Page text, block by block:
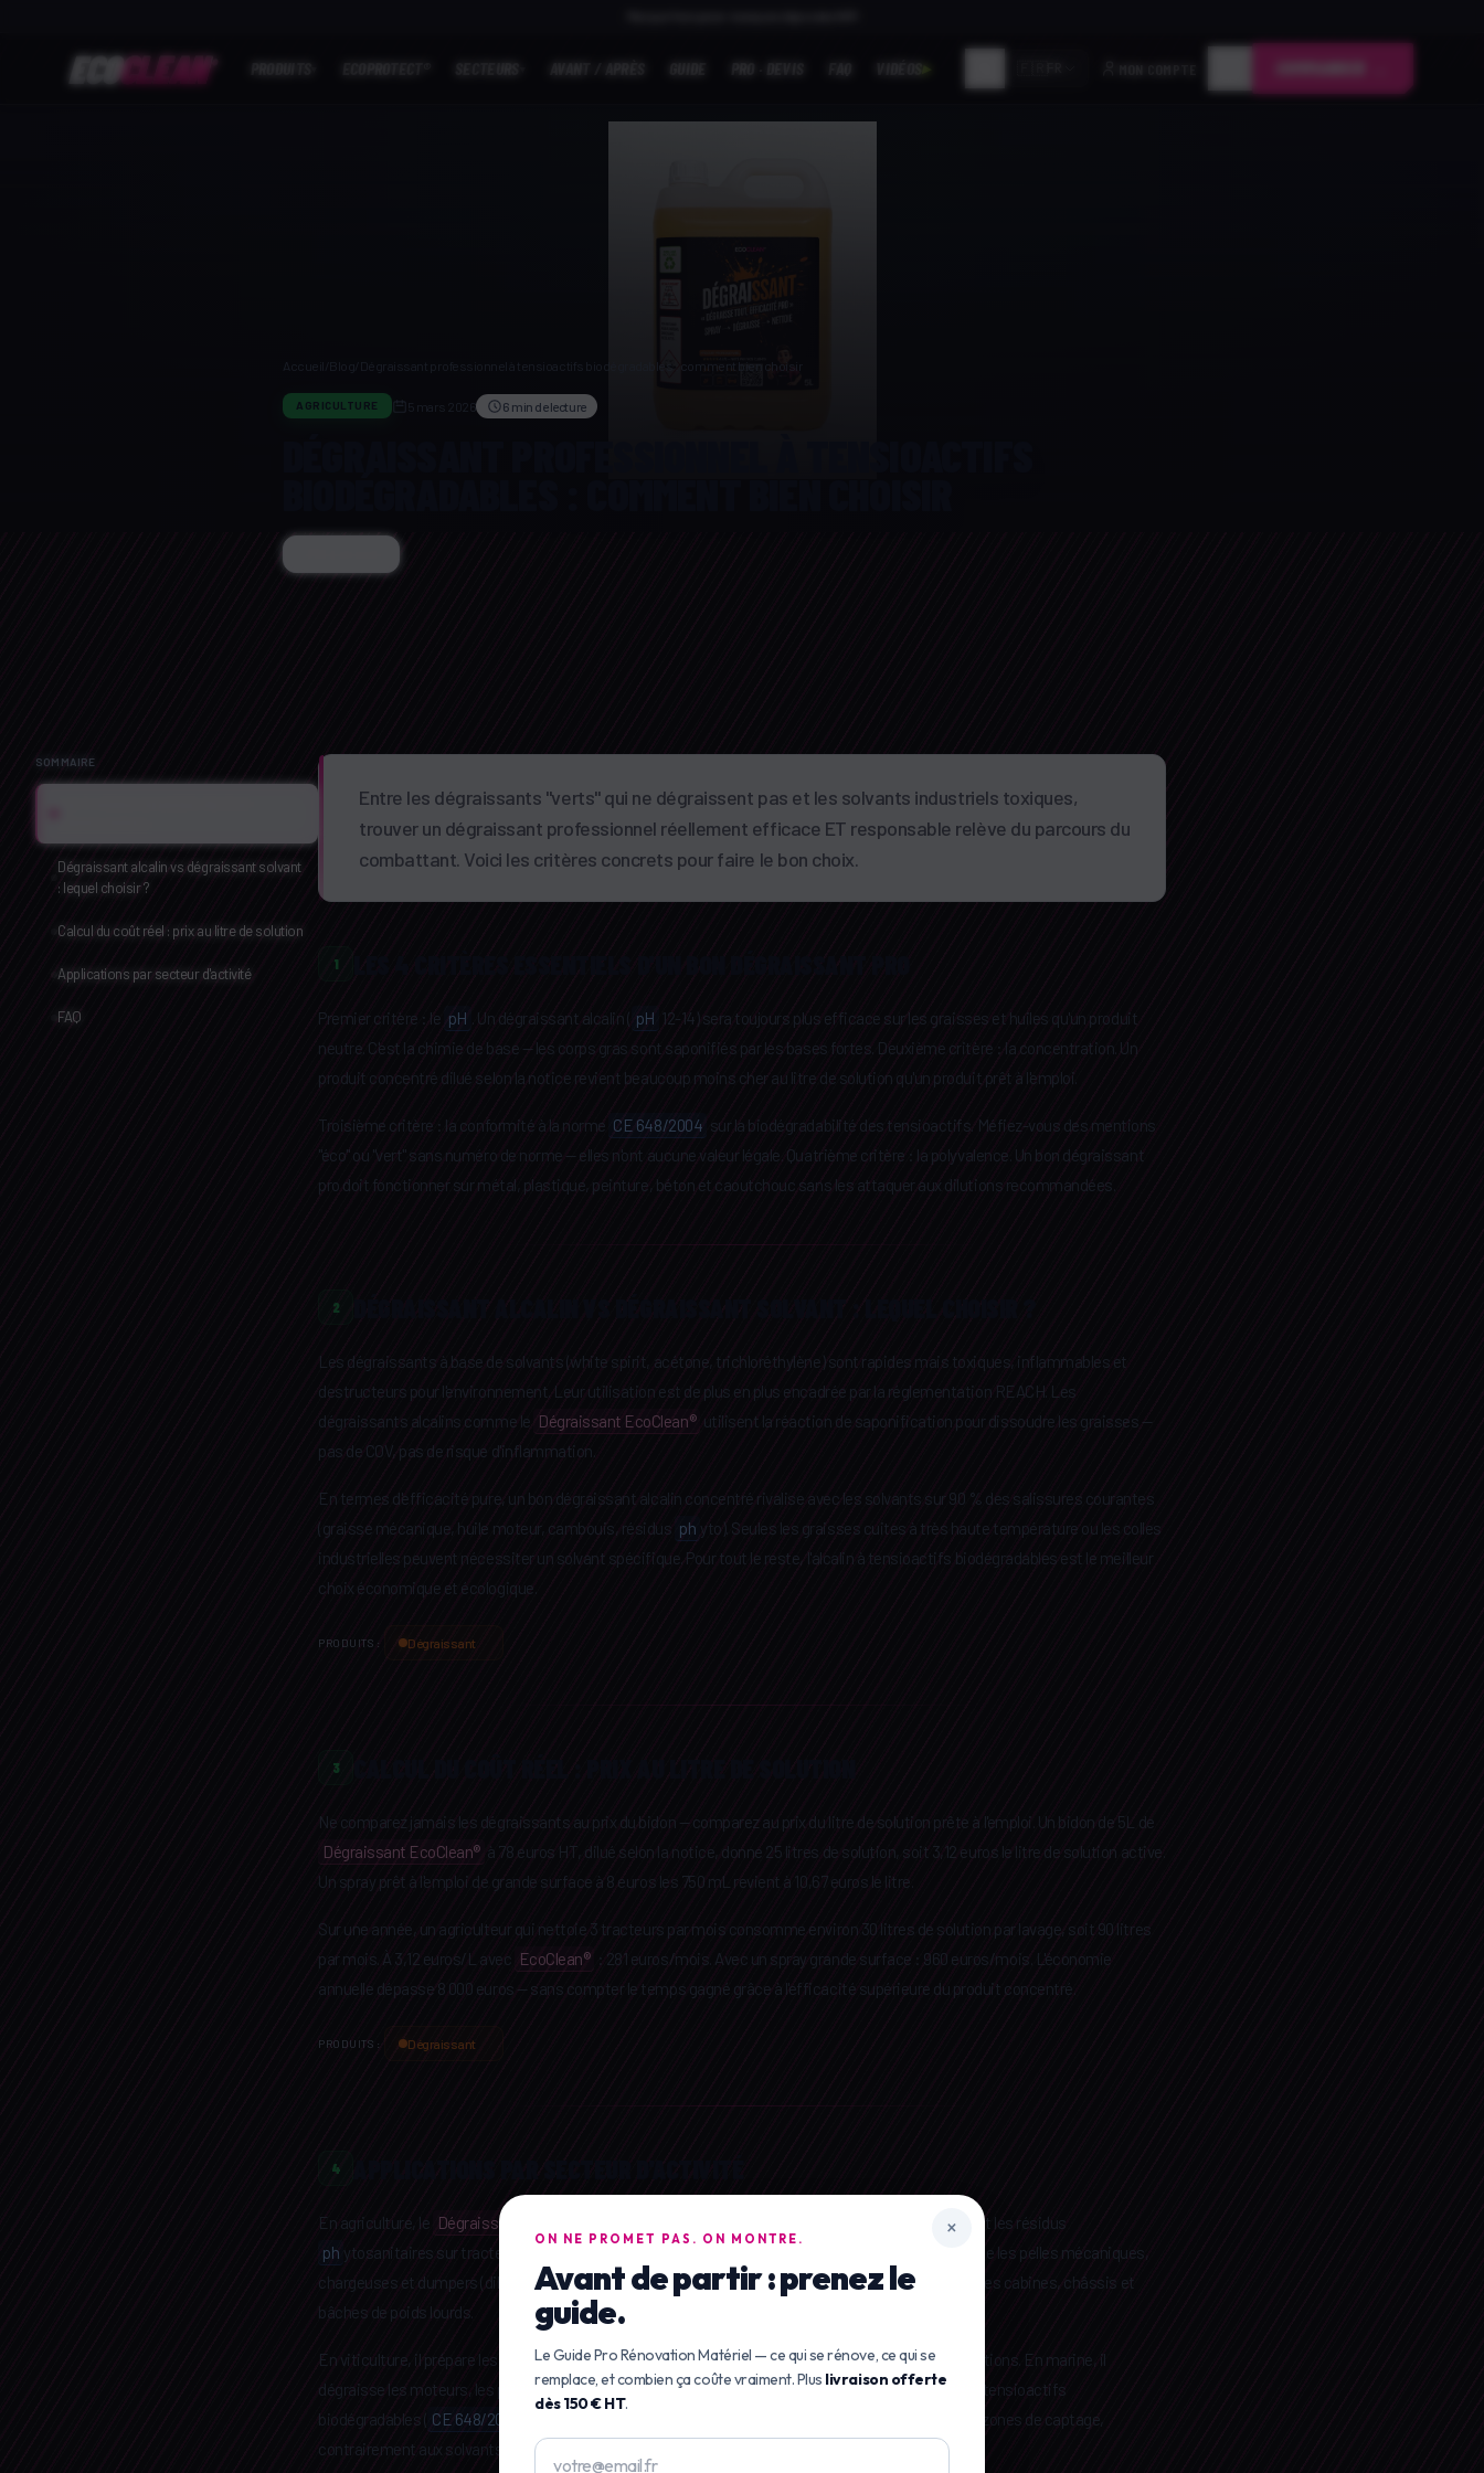
ECOCLEAN PRODUITS ECOPROTECT® SECTEURS AVANT / APRÈS GUIDE PRO · DEVIS FAQ VIDÉOS ▶
Accueil Dégraissant professionnel à tensioactifs biodégradables : comment bien choisir
AGRICULTURE 5 mars 2026 6 min de lecture
SOMMAIRE
Dégraissant alcalin vs dégraissant solvant
: lequel choisir ?
Calcul du coût réel : prix au litre de solution
Applications par secteur d'activité
FAQ
Entre les dégraissants "verts" qui ne dégraissent pas et les solvants industriels toxiques,
trouver un dégraissant professionnel réellement efficace ET responsable relève du parcours du
combattant. Voici les critères concrets pour faire le bon choix.
1
Premier critère : le pH . Un dégraissant alcalin ( pH 12-14) sera toujours plus efficace sur les graisses et huiles qu'un produit
neutre. C'est la chimie de base — les corps gras sont saponifiés par les bases fortes. Deuxième critère : la concentration. Un
produit concentré dilué selon la notice revient beaucoup moins cher au litre de solution qu'un produit prêt à l'emploi.
Troisième critère : la conformité à la norme CE 648/2004 sur la biodégradabilité des tensioactifs. Méfiez-vous des mentions
"éco" ou "vert" sans numéro de norme — elles n'ont aucune valeur légale. Quatrième critère : la polyvalence. Un bon dégraissant
pro doit fonctionner sur métal, plastique, peinture, béton et caoutchouc sans les attaquer aux dilutions recommandées.
2
Les dégraissants à base de solvants (white spirit, acétone, trichloréthylène) sont rapides mais toxiques, inflammables et
destructeurs pour l'environnement. Leur utilisation est de plus en plus encadrée par la réglementation REACH. Les
dégraissants alcalins comme le Dégraissant EcoClean® utilisent la réaction de saponification pour dissoudre les graisses —
pas de COV, pas de risque d'inflammation.
En termes d'efficacité pure, un bon dégraissant alcalin concentré rivalise avec les solvants sur 90 % des salissures courantes
(graisse mécanique, huile moteur, cambouis, résidus ph yto). Seules les graisses cuites à très haute température ou les colles
industrielles peuvent nécessiter un solvant spécifique. Pour tout le reste, l'alcalin à tensioactifs biodégradables est le meilleur
choix économique et écologique.
PRODUITS : Dégraissant
3
Ne comparez jamais les dégraissants au prix du bidon — comparez au prix du litre de solution prête à l'emploi. Un bidon de 5L de
Dégraissant EcoClean® à 78 euros HT, dilué selon la notice, donne 25 litres de solution, soit 3,12 euros le litre de solution active.
Un spray prêt à l'emploi de grande surface à 8 euros les 750 mL revient à 10,67 euros le litre.
Sur une année, un agriculteur qui nettoie 3 tracteurs par mois consomme environ 30 litres de solution par lavage, soit 90 litres
par mois. À 3,12 euros/L avec
EcoClean®
: 281 euros/mois. Avec un spray grande surface : 960 euros/mois. L'économie
annuelle dépasse 8 000 euros — sans compter le temps gagné grâce à l'efficacité supérieure du produit concentré.
PRODUITS : Dégraissant
4
En agriculture, le Dégraissant EcoClean®
dilué selon la notice élimine la graisse, l'huile hydraulique et les résidus
ph ytosanitaires sur tracteurs, moissonneuses, pulvérisateurs et remorques. En TP/BTP, il décrasse les pelles mécaniques,
chargeuses et dumpers (dilution 1:3 pour la graisse noire de chantier). En transport routier, il nettoie les cabines, châssis et
bâches de poids lourds.
En viticulture, il prépare les cuves inox avant détartrage et nettoie les pressoirs, pompes et canalisations. En marine, il
dégraisse les moteurs, les ponts et les coques au-dessus de la ligne de flottaison. Sa certification : tensioactifs
biodégradables ( CE 648/2004
) le rend utilisable sans restriction à proximité des cours d'eau et des zones de captage,
contrairement aux solvants industriels.
×
ON NE PROMET PAS. ON MONTRE.
Avant de partir : prenez le
guide.
Le Guide Pro Rénovation Matériel — ce qui se rénove, ce qui se
remplace, et combien ça coûte vraiment. Plus livraison offerte
dès 150 € HT.